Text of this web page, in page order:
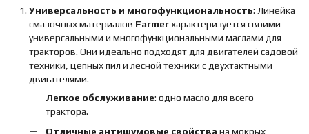
Универсальность и многофункциональность: Линейка
смазочных материалов Farmerхарактеризуется своими
универсальными и многофункциональными маслами для
тракторов. Они идеально подходят для двигателей садовой
техники, цепных пил и лесной техники с двухтактными
двигателями.
Легкое обслуживание: одно масло для всего
трактора.
Отличные антишумовые свойства на мокрых